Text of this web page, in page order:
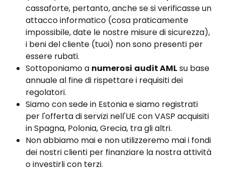
cassaforte, pertanto, anche se si verificasse un
attacco informatico (cosa praticamente
impossibile, date le nostre misure di sicurezza),
i beni del cliente (tuoi) non sono presenti per
essere rubati.
Sottoponiamo a numerosi audit AML su base
annuale al fine di rispettare i requisiti dei
regolatori.
Siamo con sede in Estonia e siamo registrati
per l'offerta di servizi nell'UE con VASP acquisiti
in Spagna, Polonia, Grecia, tra gli altri.
Non abbiamo mai e non utilizzeremo mai i fondi
dei nostri clienti per finanziare la nostra attività
o investirli con terzi.